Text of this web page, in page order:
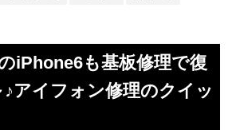
iPhone6も基板修理で復
アイフォン修理のクイッ